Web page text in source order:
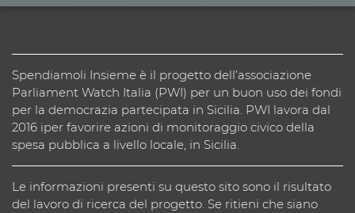
Spendiamoli Insieme è il progetto dell’associazione
Parliament Watch Italia (PWI) per un buon uso dei fondi
per la democrazia partecipata in Sicilia. PWI lavora dal
2016 iper favorire azioni di monitoraggio civico della
spesa pubblica a livello locale, in Sicilia.
Le informazioni presenti su questo sito sono il risultato
del lavoro di ricerca del progetto. Se ritieni che siano